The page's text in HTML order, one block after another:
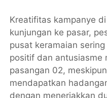
Kreatifitas kampanye
kunjungan ke pasar,
pusat keramaian
positif dan antusiasme
pasangan 02,
mendapatkan
dengan meneriakkan